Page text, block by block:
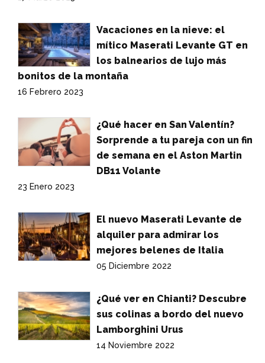
Vacaciones en la nieve: el
mítico Maserati Levante GT en
los balnearios de lujo más
bonitos de la montaña
16 Febrero 2023
¿Qué hacer en San Valentín?
Sorprende a tu pareja con un fin
de semana en el Aston Martin
DB11 Volante
23 Enero 2023
El nuevo Maserati Levante de
alquiler para admirar los
mejores belenes de Italia
05 Diciembre 2022
¿Qué ver en Chianti? Descubre
sus colinas a bordo del nuevo
Lamborghini Urus
14 Noviembre 2022